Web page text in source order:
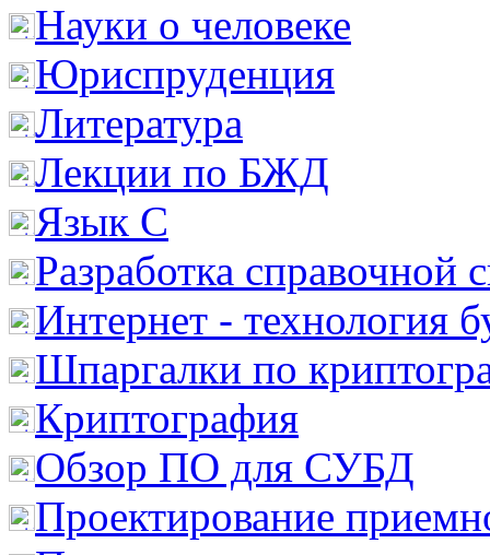
Науки о человеке
Юриспруденция
Литература
Лекции по БЖД
Язык С
Разработка справочной
Интернет - технология
Шпаргалки по
Криптография
Обзор ПО для СУБД
Проектирование